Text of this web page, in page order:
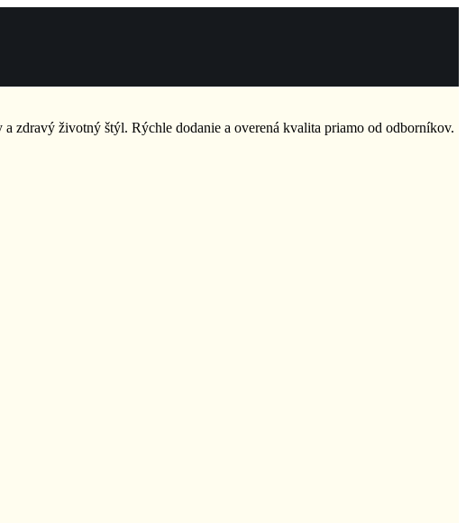
zdravý životný štýl. Rýchle dodanie a overená kvalita priamo od odborníkov.